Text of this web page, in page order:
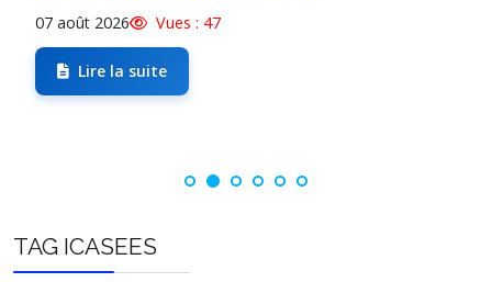
07 août 2026 Vues : 47
Lire la suite
TAG ICASEES